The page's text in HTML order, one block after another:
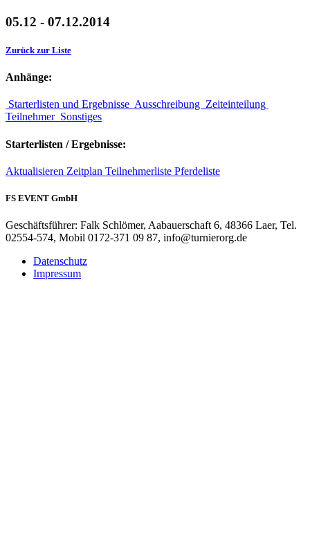
05.12 - 07.12.2014
Zurück zur Liste
Anhänge:
Starterlisten und Ergebnisse Ausschreibung Zeiteinteilung
Teilnehmer Sonstiges
Starterlisten / Ergebnisse:
Aktualisieren Zeitplan Teilnehmerliste Pferdeliste
FS EVENT GmbH
Geschäftsführer: Falk Schlömer, Aabauerschaft 6, 48366 Laer, Tel.
02554-574, Mobil 0172-371 09 87, info@turnierorg.de
Datenschutz
Impressum